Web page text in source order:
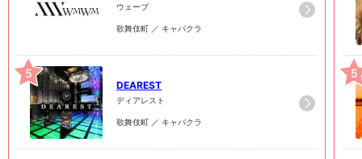
ウェーブ
歌舞伎町 ／ キャバクラ
5
DEAREST
ディアレスト
歌舞伎町 ／ キャバクラ
5